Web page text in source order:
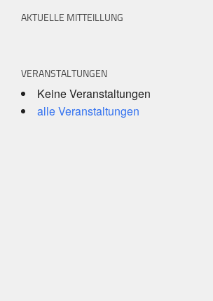
AKTUELLE MITTEILLUNG
VERANSTALTUNGEN
Keine Veranstaltungen
alle Veranstaltungen